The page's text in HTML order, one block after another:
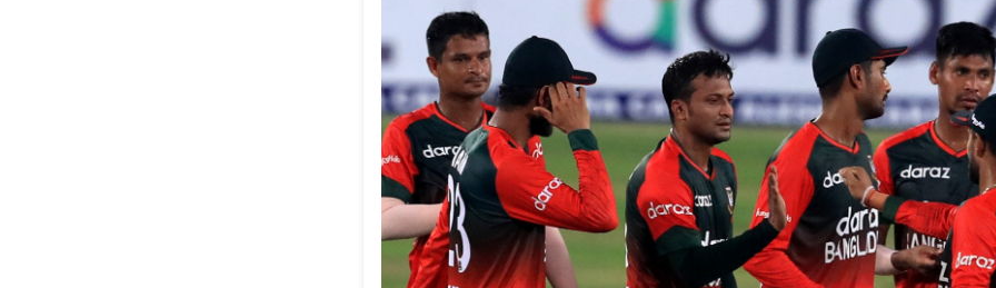
নেপথ্যের মাশরাফি আশরাফুলের কাছে খোলা চিঠি